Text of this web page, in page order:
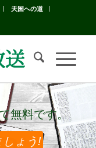
天国への道
無料です。
無料です。
しょう!